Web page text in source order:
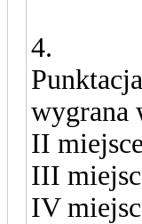
4.
wygrana
II
III
IV